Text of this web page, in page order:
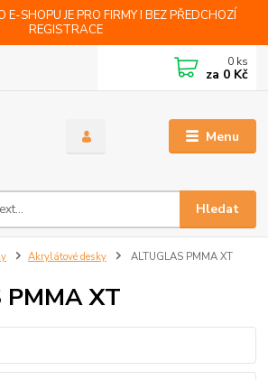
E-SHOPU JE PRO FIRMY I BEZ PŘEDCHOZÍ
REGISTRACE
Menu
Hledat
0 ks
za 0 Kč
Akrylátové desky ALTUGLAS PMMA XT
PMMA XT